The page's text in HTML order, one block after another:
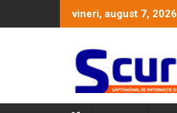
to
vineri, august 7, 2026